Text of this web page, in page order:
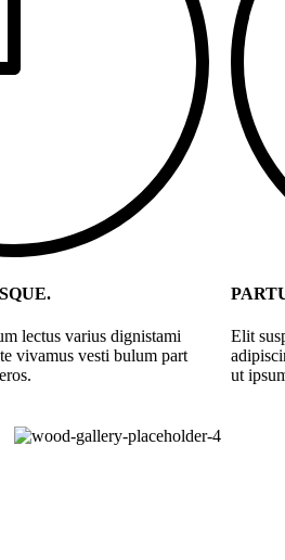
lectus varius dignistami
vivamus vesti bulum part
Elit
ut